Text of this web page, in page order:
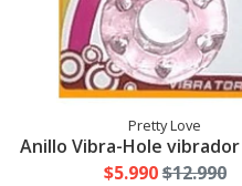
Pretty Love
Anillo Vibra-Hole vibrador
$5.990$12.990